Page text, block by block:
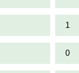
1
0